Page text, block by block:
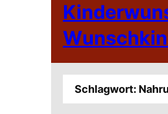
Schlagwort: